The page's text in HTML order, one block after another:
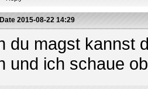
Date 2015-08-22 14:29
du magst kannst
und ich schaue